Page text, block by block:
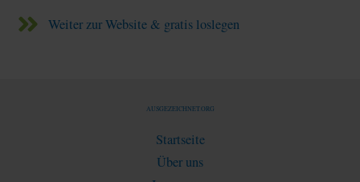
Weiter zur Website & gratis loslegen
AUSGEZEICHNET.ORG
Startseite
Über uns